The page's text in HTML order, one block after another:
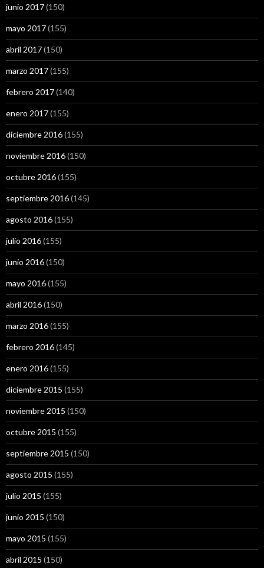
junio 2017(150)
mayo 2017(155)
abril 2017(150)
marzo 2017(155)
febrero 2017(140)
enero 2017(155)
diciembre 2016(155)
noviembre 2016(150)
octubre 2016(155)
septiembre 2016(145)
agosto 2016(155)
julio 2016(155)
junio 2016(150)
mayo 2016(155)
abril 2016(150)
marzo 2016(155)
febrero 2016(145)
enero 2016(155)
diciembre 2015 (155)
noviembre 2015 (150)
octubre 2015 (155)
septiembre 2015 (150)
agosto 2015 (155)
julio 2015 (155)
junio 2015 (150)
mayo 2015 (155)
abril 2015 (150)